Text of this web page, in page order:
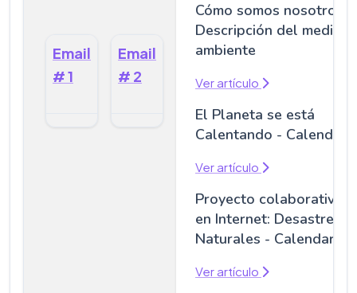
Email
# 1
Email
# 2
Cómo somos nosotros -
Descripción del medio
ambiente
Ver artículo
El Planeta se está
Calentando -
Ver artículo
Proyecto colaborativo
en Internet: Desastres
Naturales - Calendario
Ver artículo